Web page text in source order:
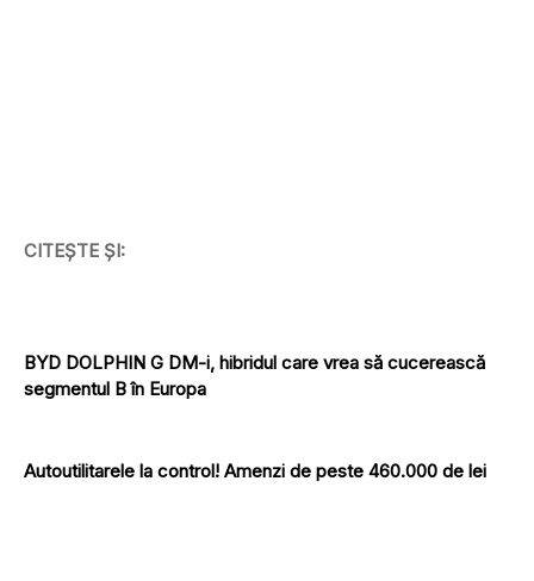
CITEȘTE ȘI:
BYD DOLPHIN G DM-i, hibridul care vrea să cucerească
segmentul B în Europa
Autoutilitarele la control! Amenzi de peste 460.000 de lei